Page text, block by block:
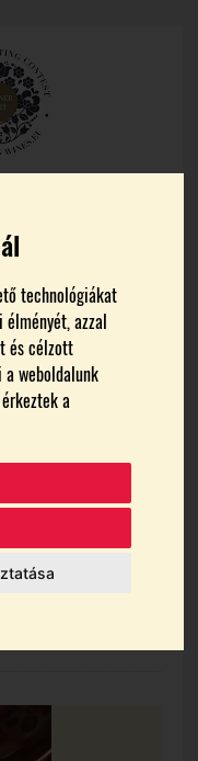
technológiákat
azzal
és célzott
weboldalunk
a